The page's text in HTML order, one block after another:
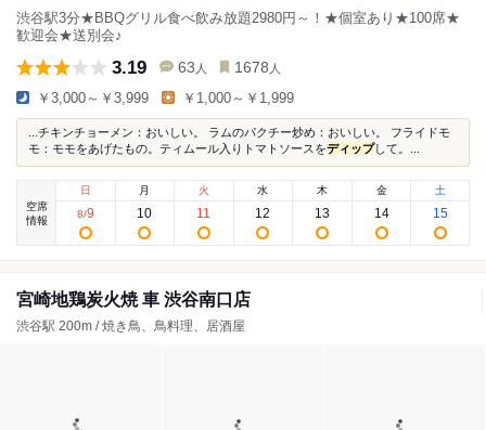
渋谷駅3分★BBQグリル食べ飲み放題2980円～！★個室あり★100席★
歓迎会★送別会♪
3.19 63 人 1678 人
￥3,000～￥3,999 ￥1,000～￥1,999
...チキンチョーメン：おいしい。 ラムのパクチー炒め：おいしい。 フライドモ
モ：モモをあげたもの。ティムール入りトマトソースをディップして。...
空席
情報
日
8/9
月
10
火
11
水
12
木
13
金
14
土
15
宮崎地鶏炭火焼 車 渋谷南口店
渋谷駅 200m / 焼き鳥、鳥料理、居酒屋